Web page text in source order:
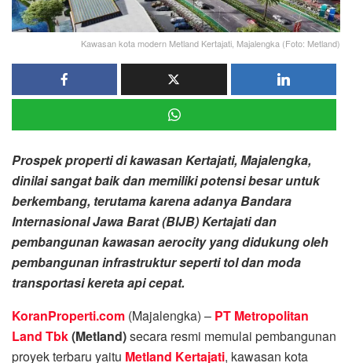
Kawasan kota modern Metland Kertajati, Majalengka (Foto: Metland)
Prospek properti di kawasan Kertajati, Majalengka,
dinilai sangat baik dan memiliki potensi besar untuk
berkembang, terutama karena adanya Bandara
Internasional Jawa Barat (BIJB) Kertajati dan
pembangunan kawasan aerocity yang didukung oleh
pembangunan infrastruktur seperti tol dan moda
transportasi kereta api cepat.
KoranProperti.com (Majalengka) – PT Metropolitan
Land Tbk(Metland)secara resmi memulai pembangunan
proyek terbaru yaitu Metland Kertajati, kawasan kota